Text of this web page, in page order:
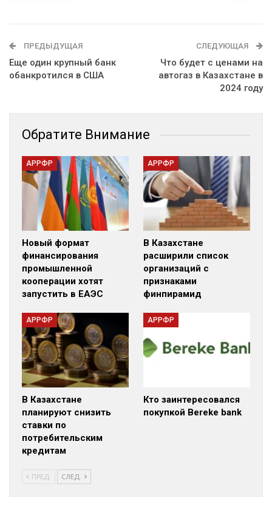
ПРЕДЫДУЩАЯ
Еще один крупный банк
обанкротился в США
СЛЕДУЮЩАЯ
Что будет с ценами на
автогаз в Казахстане в
2024 году
Обратите Внимание
АРРФР
Новый формат
финансирования
промышленной
кооперации хотят
запустить в ЕАЭС
АРРФР
В Казахстане
расширили список
организаций с
признаками
финпирамид
АРРФР
В Казахстане
планируют снизить
ставки по
потребительским
кредитам
АРРФР
Кто заинтересовался
покупкой Bereke bank
ПРЕД. СЛЕД.